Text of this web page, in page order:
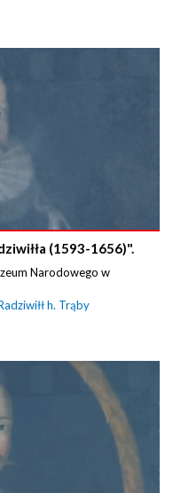
(1593-1656)".
Narodowego w
h. Trąby